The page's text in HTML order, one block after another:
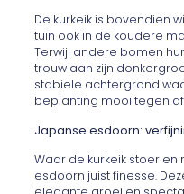
De kurkeik is bovendien
tuin ook in de koudere
Terwijl andere bomen
trouw aan zijn
stabiele achtergrond
beplanting mooi tegen
Japanse esdoorn:
Waar de kurkeik stoer
esdoorn juist finesse.